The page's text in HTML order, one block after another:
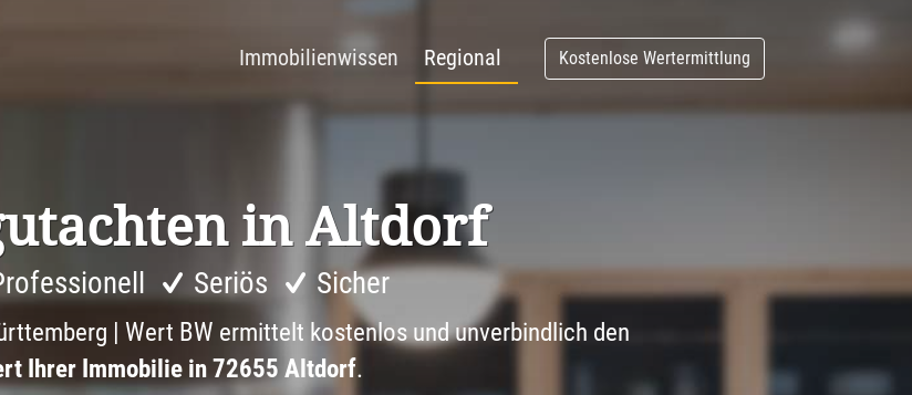
Immobilienwissen Regional Kostenlose Wertermittlung
in Altdorf
Seriös Sicher
| Wert BW ermittelt kostenlos und unverbindlich den
Ihrer Immobilie in 72655 Altdorf.